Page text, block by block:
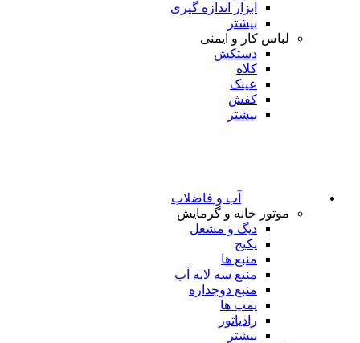
ابزار اندازه گیری
بیشتر
لباس کار و ایمنی
دستکش
کلاه
عینک
کفش
بیشتر
آب و فاضلاب
موتور خانه و گرمایش
دیگ و مشعل
پکیج
منبع ها
منبع سه لایه آب
منبع دوجداره
پمپ ها
رادیاتور
بیشتر